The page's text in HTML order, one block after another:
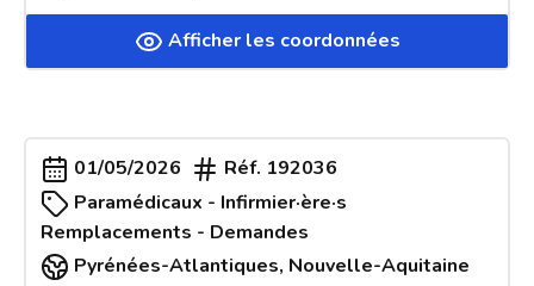
Afficher les coordonnées
01/05/2026 Réf. 192036
Paramédicaux - Infirmier·ère·s
Remplacements - Demandes
Pyrénées-Atlantiques, Nouvelle-Aquitaine